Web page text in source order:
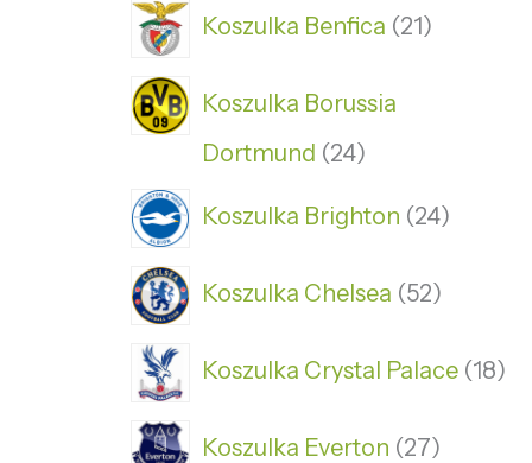
Koszulka Benfica 21
Koszulka Borussia
Dortmund 24
Koszulka Brighton 24
Koszulka Chelsea 52
Koszulka Crystal Palace 18
Koszulka Everton 27